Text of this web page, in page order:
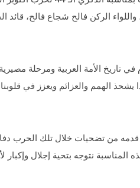
الركن فالح شجاع فالح، قائد
تاريخ الأمة العربية ومرحلة
الهمم والعزائم ويعزز في
لما قدمه من تضحيات خلال تلك الحرب
المناسبة نتوجه بتحية إجلال